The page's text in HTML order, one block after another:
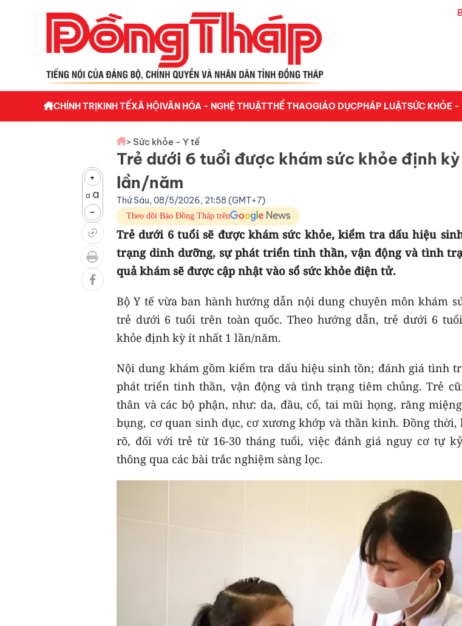
CHÍNH TRỊKINH TẾXÃ HỘIVĂN HÓA - NGHỆ THUẬTTHỂ THAOGIÁO DỤCPHÁP LUẬTSỨC KHỎE -
+
a a
-
> Sức khỏe - Y tế
Trẻ dưới 6 tuổi được khám sức khỏe định
lần/năm
Thứ Sáu, 08/5/2026, 21:58 (GMT+7)
Theo dõi Báo Đồng Tháp trên
Trẻ dưới 6 tuổi sẽ được khám sức khỏe, kiểm tra dấu hiệu
trạng dinh dưỡng, sự phát triển tinh thần, vận động và tình
quả khám sẽ được cập nhật vào sổ sức khỏe điện tử.
Bộ Y tế vừa ban hành hướng dẫn nội dung chuyên môn khám
trẻ dưới 6 tuổi trên toàn quốc. Theo hướng dẫn, trẻ dưới 6
khỏe định kỳ ít nhất 1 lần/năm.
Nội dung khám gồm kiểm tra dấu hiệu sinh tồn; đánh giá tình
phát triển tinh thần, vận động và tình trạng tiêm chủng. Trẻ
thân và các bộ phận, như: da, đầu, cổ, tai mũi họng, răng
bụng, cơ quan sinh dục, cơ xương khớp và thần kinh. Đồng thời,
rõ, đối với trẻ từ 16-30 tháng tuổi, việc đánh giá nguy cơ tự
thông qua các bài trắc nghiệm sàng lọc.